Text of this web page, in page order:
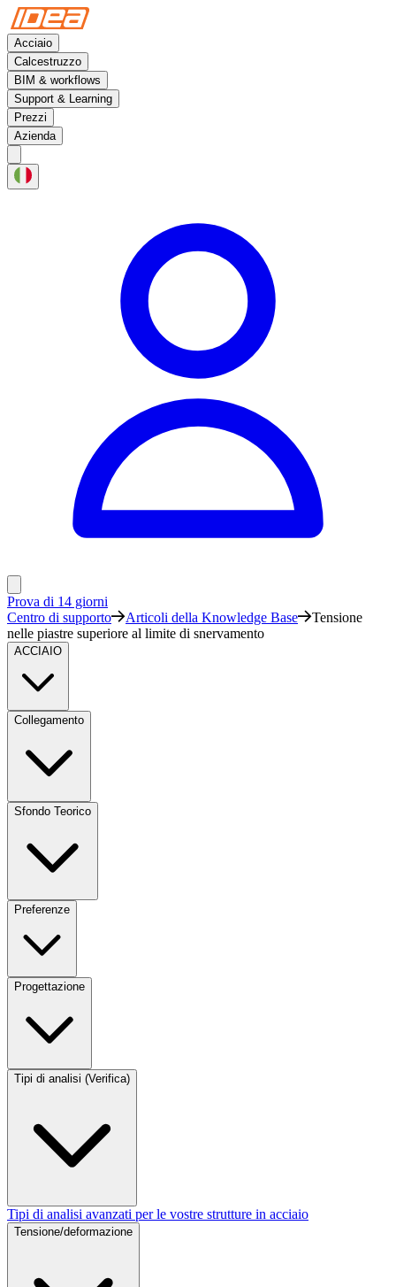
Acciaio
Calcestruzzo
BIM & workflows
Support & Learning
Prezzi
Azienda
Prova di 14 giorni
Centro di supporto
Articoli della Knowledge Base
Tensione
nelle piastre superiore al limite di snervamento
ACCIAIO
Collegamento
Sfondo Teorico
Preferenze
Progettazione
Tipi di analisi (Verifica)
Tipi di analisi avanzati per le vostre strutture in acciaio
Tensione/deformazione